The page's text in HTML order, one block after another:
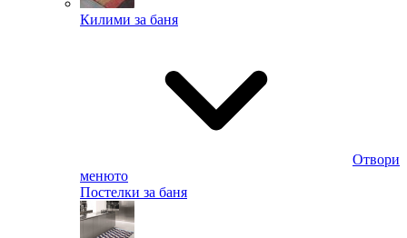
Килими за баня
Отвори
менюто
Постелки за баня